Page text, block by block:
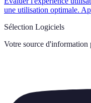
une utilisation optimale.
Sélection Logiciels
Votre source d'information